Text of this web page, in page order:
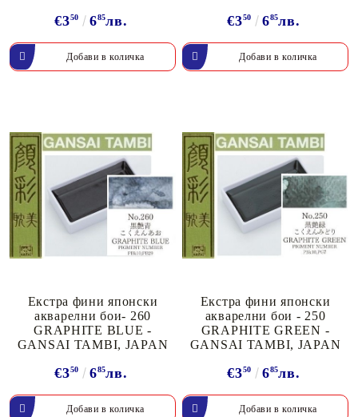
€350 685лв. €350 685лв.
Екстра фини японски
акварелни бои- 260
GRAPHITE BLUE -
GANSAI TAMBI, JAPAN
€350 685лв.
Екстра фини японски
акварелни бои - 250
GRAPHITE GREEN -
GANSAI TAMBI, JAPAN
€350 685лв.